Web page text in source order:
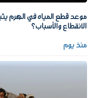
موعد قطع المياه في الهرم
الانقطاع والأسباب؟
منذ يوم